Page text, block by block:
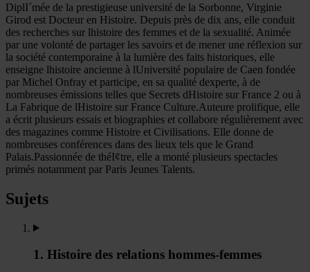
DiplI´mée de la prestigieuse université de la Sorbonne, Virginie
Girod est Docteur en Histoire. Depuis près de dix ans, elle conduit
des recherches sur lhistoire des femmes et de la sexualité. Animée
par une volonté de partager les savoirs et de mener une réflexion sur
la société contemporaine à la lumière des faits historiques, elle
enseigne lhistoire ancienne à lUniversité populaire de Caen fondée
par Michel Onfray et participe, en sa qualité dexperte, à de
nombreuses émissions telles que Secrets dHistoire sur France 2 ou à
La Fabrique de lHistoire sur France Culture.Auteure prolifique, elle
a écrit plusieurs essais et biographies et collabore régulièrement avec
des magazines comme Histoire et Civilisations. Elle donne de
nombreuses conférences dans des lieux tels que le Grand
Palais.Passionnée de théI¢tre, elle a monté plusieurs spectacles
primés notamment par Paris Jeunes Talents.
Sujets
1. Histoire des relations hommes-femmes